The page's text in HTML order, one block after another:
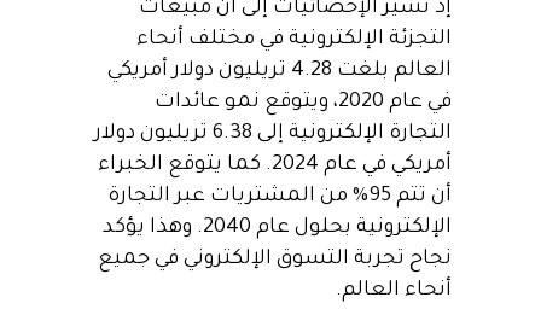
إذ تشير الإحصائيات إلى أن مبيعات
التجزئة الإلكترونية في مختلف أنحاء
العالم بلغت 4.28 تريليون دولار أمريكي
في عام 2020، ويتوقع نمو عائدات
التجارة الإلكترونية إلى 6.38 تريليون دولار
أمريكي في عام 2024. كما يتوقع الخبراء
أن تتم 95% من المشتريات عبر التجارة
الإلكترونية بحلول عام 2040. وهذا يؤكد
نجاح تجربة التسوق الإلكتروني في جميع
أنحاء العالم.